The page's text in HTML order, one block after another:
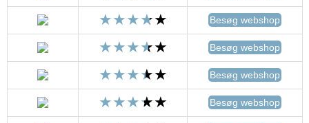
Besøg webshop
Besøg webshop
Besøg webshop
Besøg webshop